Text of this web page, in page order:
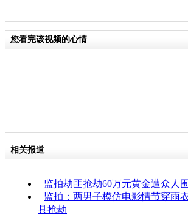
您看完该视频的心情
相关报道
监拍劫匪抢劫60万元黄金遭众人
监拍：两男子模仿电影情节穿雨
具抢劫